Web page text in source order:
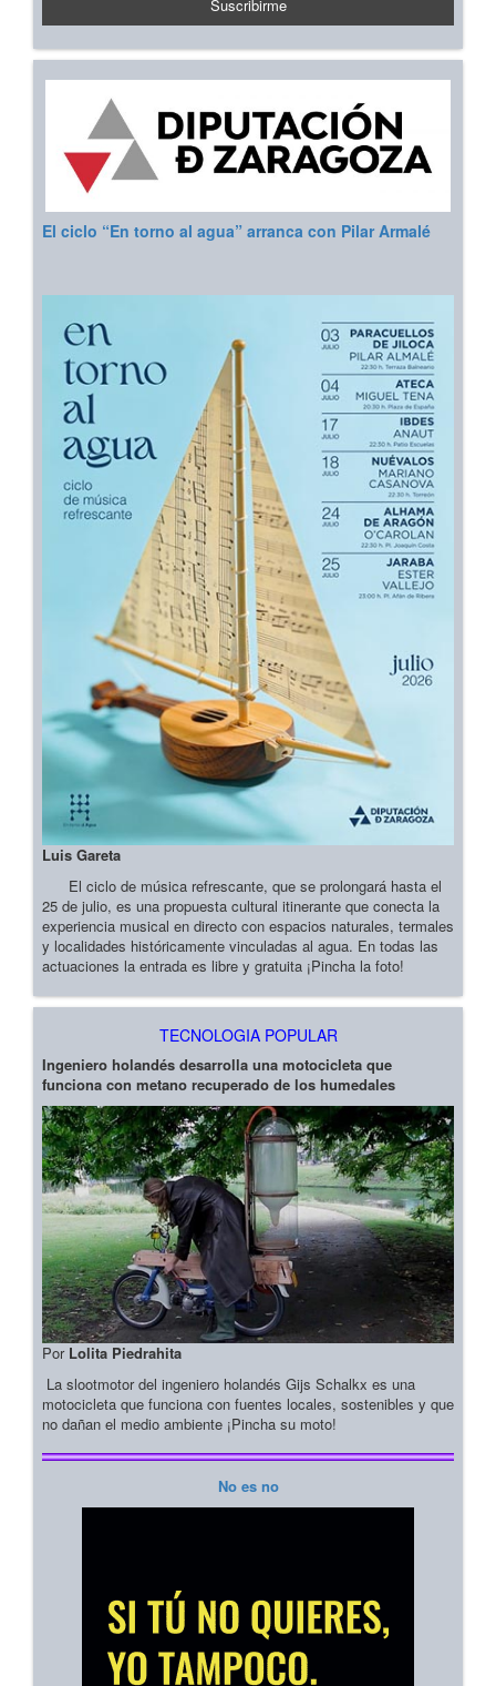
El ciclo “En torno al agua” arranca con Pilar Armalé
Luis Gareta
El ciclo de música refrescante, que se prolongará hasta el
25 de julio, es una propuesta cultural itinerante que conecta la
experiencia musical en directo con espacios naturales, termales
y localidades históricamente vinculadas al agua. En todas las
actuaciones la entrada es libre y gratuita ¡Pincha la foto!
TECNOLOGIA POPULAR
Ingeniero holandés desarrolla una motocicleta que
funciona con metano recuperado de los humedales
Por Lolita Piedrahita
La slootmotor del ingeniero holandés Gijs Schalkx es una
motocicleta que funciona con fuentes locales, sostenibles y que
no dañan el medio ambiente ¡Pincha su moto!
No es no